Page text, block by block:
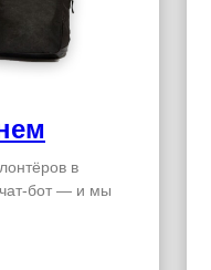
в
чат-бот — и мы